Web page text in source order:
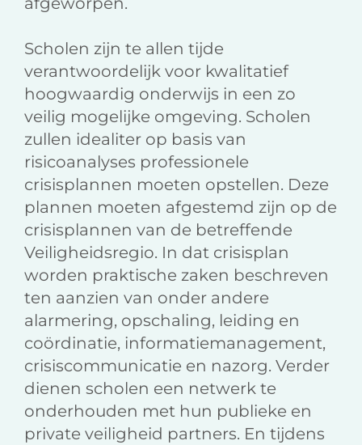
Scholen zijn te allen tijde
verantwoordelijk voor kwalitatief
hoogwaardig onderwijs in een zo
veilig mogelijke omgeving. Scholen
zullen idealiter op basis van
risicoanalyses professionele
crisisplannen moeten opstellen. Deze
plannen moeten afgestemd zijn op de
crisisplannen van de betreffende
Veiligheidsregio. In dat crisisplan
worden praktische zaken beschreven
ten aanzien van onder andere
alarmering, opschaling, leiding en
coördinatie, informatiemanagement,
crisiscommunicatie en nazorg. Verder
dienen scholen een netwerk te
onderhouden met hun publieke en
private veiligheid partners. En tijdens